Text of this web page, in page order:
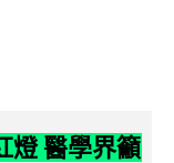
燈 醫學界籲